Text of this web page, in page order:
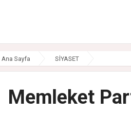
Ana Sayfa SİYASET
Memleket